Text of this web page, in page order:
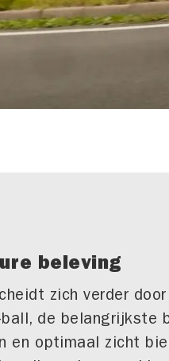
beleving
zich verder
de belangrijkste
en optimaal zicht